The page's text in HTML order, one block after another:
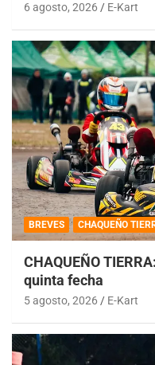
6 agosto, 2026 E-Kart
BREVES CHAQUEÑO
CHAQUEÑO
quinta fecha
5 agosto, 2026 E-Kart